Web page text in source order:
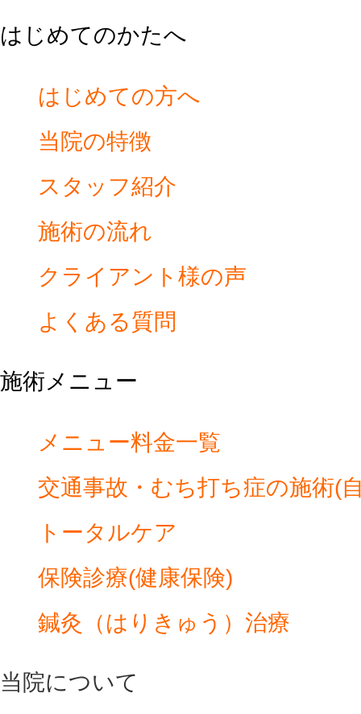
はじめてのかたへ
はじめての方へ
当院の特徴
スタッフ紹介
施術の流れ
クライアント様の声
よくある質問
施術メニュー
メニュー料金一覧
交通事故・むち打ち症の施術(
トータルケア
保険診療(健康保険)
鍼灸（はりきゅう）治療
当院について